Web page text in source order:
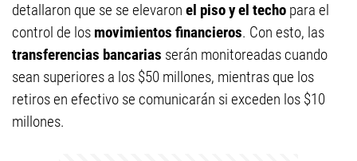
detallaron que se se elevaron el piso y el techo para el
control de los movimientos financieros. Con esto, las
transferencias bancarias serán monitoreadas cuando
sean superiores a los $50 millones, mientras que los
retiros en efectivo se comunicarán si exceden los $10
millones.